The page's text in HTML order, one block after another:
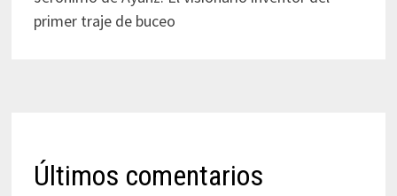
primer traje de buceo
Últimos comentarios